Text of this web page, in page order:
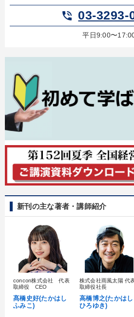
phone_in_talk 03-3293-
平日9:00〜
新刊の主な著者・講師紹介
concon株式会社 代表
取締役 CEO
髙橋史好(たかはし
ふみこ)
株式会社雨風太陽 代
取締役社長
高橋博之(たかはし
ひろゆき)